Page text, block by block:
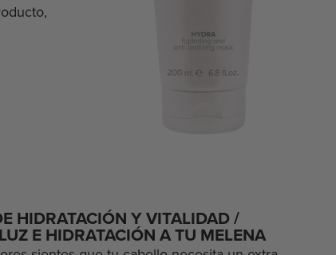
HIDRATACIÓN Y VITALIDAD /
E HIDRATACIÓN A TU MELENA